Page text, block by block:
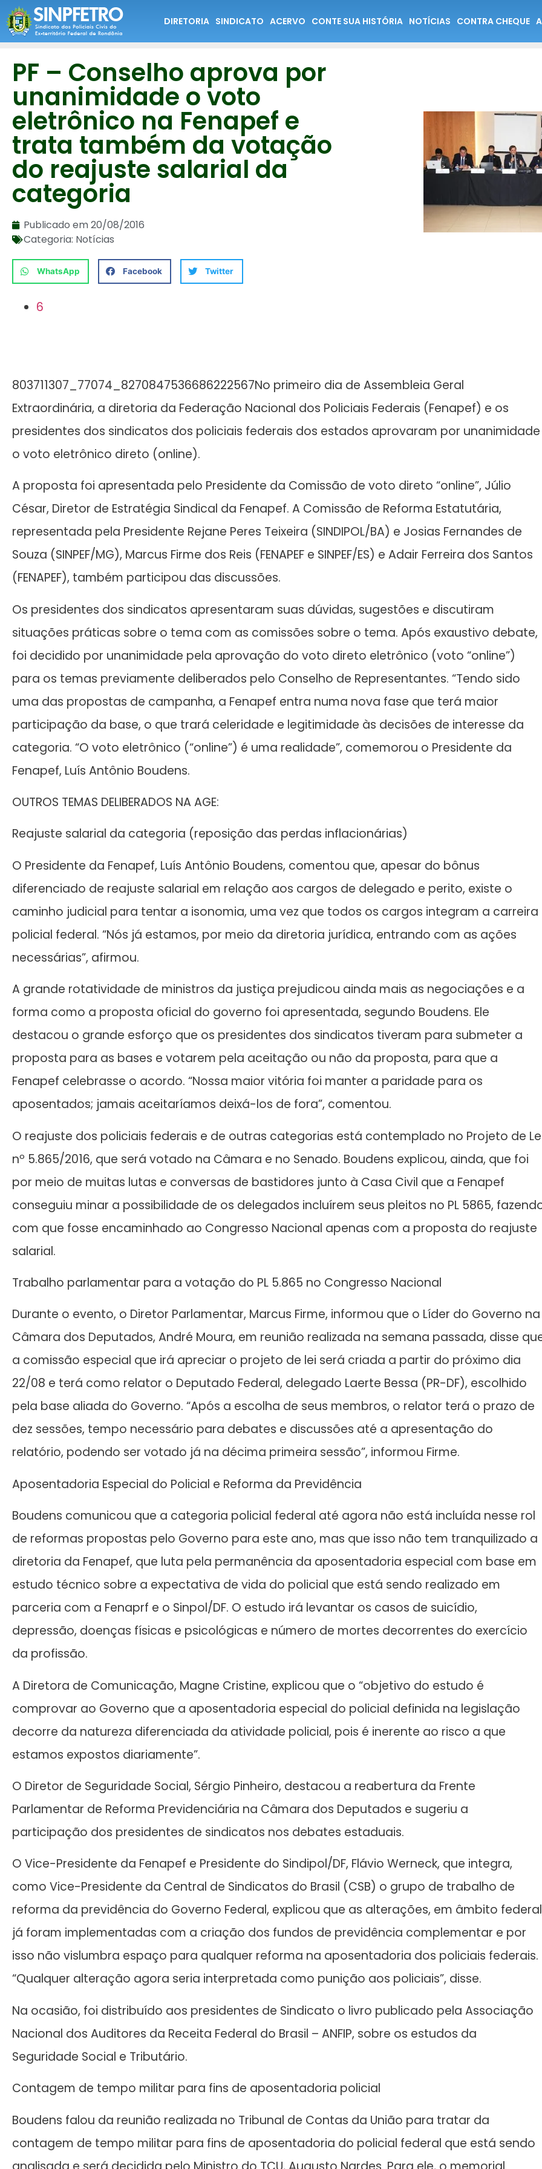
DIRETORIA SINDICATO ACERVO CONTE SUA HISTÓRIA NOTÍCIAS CONTRA CHEQUE
PF – Conselho aprova por
unanimidade o voto
eletrônico na Fenapef e
trata também da votação
do reajuste salarial da
categoria
Publicado em20/08/2016
Categoria: Notícias
WhatsApp Facebook Twitter
6
803711307_77074_8270847536686222567No primeiro dia de Assembleia Geral
Extraordinária, a diretoria da Federação Nacional dos Policiais Federais (Fenapef) e os
presidentes dos sindicatos dos policiais federais dos estados aprovaram por unanimidade
o voto eletrônico direto (online).
A proposta foi apresentada pelo Presidente da Comissão de voto direto “online”, Júlio
César, Diretor de Estratégia Sindical da Fenapef. A Comissão de Reforma Estatutária,
representada pela Presidente Rejane Peres Teixeira (SINDIPOL/BA) e Josias Fernandes de
Souza (SINPEF/MG), Marcus Firme dos Reis (FENAPEF e SINPEF/ES) e Adair Ferreira dos Santos
(FENAPEF), também participou das discussões.
Os presidentes dos sindicatos apresentaram suas dúvidas, sugestões e discutiram
situações práticas sobre o tema com as comissões sobre o tema. Após exaustivo debate,
foi decidido por unanimidade pela aprovação do voto direto eletrônico (voto “online”)
para os temas previamente deliberados pelo Conselho de Representantes. “Tendo sido
uma das propostas de campanha, a Fenapef entra numa nova fase que terá maior
participação da base, o que trará celeridade e legitimidade às decisões de interesse da
categoria. “O voto eletrônico (“online”) é uma realidade”, comemorou o Presidente da
Fenapef, Luís Antônio Boudens.
OUTROS TEMAS DELIBERADOS NA AGE:
Reajuste salarial da categoria (reposição das perdas inflacionárias)
O Presidente da Fenapef, Luís Antônio Boudens, comentou que, apesar do bônus
diferenciado de reajuste salarial em relação aos cargos de delegado e perito, existe o
caminho judicial para tentar a isonomia, uma vez que todos os cargos integram a carreira
policial federal. “Nós já estamos, por meio da diretoria jurídica, entrando com as ações
necessárias”, afirmou.
A grande rotatividade de ministros da justiça prejudicou ainda mais as negociações e a
forma como a proposta oficial do governo foi apresentada, segundo Boudens. Ele
destacou o grande esforço que os presidentes dos sindicatos tiveram para submeter a
proposta para as bases e votarem pela aceitação ou não da proposta, para que a
Fenapef celebrasse o acordo. “Nossa maior vitória foi manter a paridade para os
aposentados; jamais aceitaríamos deixá-los de fora”, comentou.
O reajuste dos policiais federais e de outras categorias está contemplado no Projeto de
nº 5.865/2016, que será votado na Câmara e no Senado. Boudens explicou, ainda, que foi
por meio de muitas lutas e conversas de bastidores junto à Casa Civil que a Fenapef
conseguiu minar a possibilidade de os delegados incluírem seus pleitos no PL 5865,
com que fosse encaminhado ao Congresso Nacional apenas com a proposta do reajuste
salarial.
Trabalho parlamentar para a votação do PL 5.865 no Congresso Nacional
Durante o evento, o Diretor Parlamentar, Marcus Firme, informou que o Líder do Governo na
Câmara dos Deputados, André Moura, em reunião realizada na semana passada, disse
a comissão especial que irá apreciar o projeto de lei será criada a partir do próximo dia
22/08 e terá como relator o Deputado Federal, delegado Laerte Bessa (PR-DF), escolhido
pela base aliada do Governo. “Após a escolha de seus membros, o relator terá o prazo de
dez sessões, tempo necessário para debates e discussões até a apresentação do
relatório, podendo ser votado já na décima primeira sessão”, informou Firme.
Aposentadoria Especial do Policial e Reforma da Previdência
Boudens comunicou que a categoria policial federal até agora não está incluída nesse rol
de reformas propostas pelo Governo para este ano, mas que isso não tem tranquilizado a
diretoria da Fenapef, que luta pela permanência da aposentadoria especial com base em
estudo técnico sobre a expectativa de vida do policial que está sendo realizado em
parceria com a Fenaprf e o Sinpol/DF. O estudo irá levantar os casos de suicídio,
depressão, doenças físicas e psicológicas e número de mortes decorrentes do exercício
da profissão.
A Diretora de Comunicação, Magne Cristine, explicou que o “objetivo do estudo é
comprovar ao Governo que a aposentadoria especial do policial definida na legislação
decorre da natureza diferenciada da atividade policial, pois é inerente ao risco a que
estamos expostos diariamente”.
O Diretor de Seguridade Social, Sérgio Pinheiro, destacou a reabertura da Frente
Parlamentar de Reforma Previdenciária na Câmara dos Deputados e sugeriu a
participação dos presidentes de sindicatos nos debates estaduais.
O Vice-Presidente da Fenapef e Presidente do Sindipol/DF, Flávio Werneck, que integra,
como Vice-Presidente da Central de Sindicatos do Brasil (CSB) o grupo de trabalho de
reforma da previdência do Governo Federal, explicou que as alterações, em âmbito
já foram implementadas com a criação dos fundos de previdência complementar e por
isso não vislumbra espaço para qualquer reforma na aposentadoria dos policiais federais.
“Qualquer alteração agora seria interpretada como punição aos policiais”, disse.
Na ocasião, foi distribuído aos presidentes de Sindicato o livro publicado pela Associação
Nacional dos Auditores da Receita Federal do Brasil – ANFIP, sobre os estudos da
Seguridade Social e Tributário.
Contagem de tempo militar para fins de aposentadoria policial
Boudens falou da reunião realizada no Tribunal de Contas da União para tratar da
contagem de tempo militar para fins de aposentadoria do policial federal que está sendo